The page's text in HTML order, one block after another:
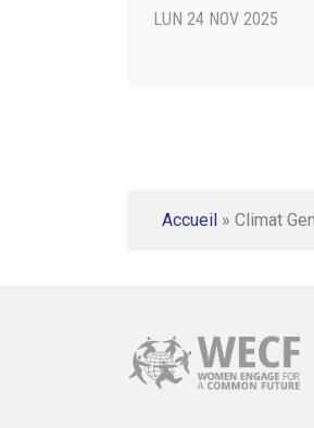
LUN 24 NOV 2025
Accueil » Climat